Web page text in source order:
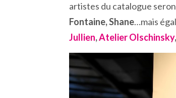
artistes du catalogue
Fontaine, Shane…mais
Jullien,Atelier Olschinsky